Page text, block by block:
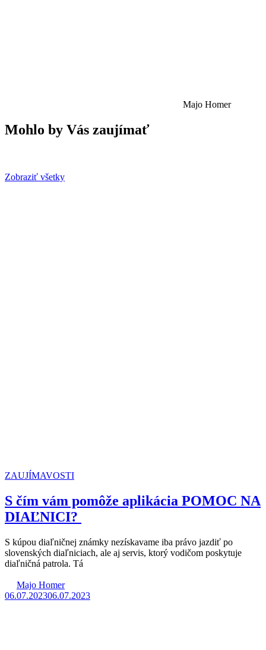
Majo Homer
Mohlo by Vás zaujímať
Zobraziť všetky
ZAUJÍMAVOSTI
S čím vám pomôže aplikácia POMOC NA
DIAĽNICI?
S kúpou diaľničnej známky nezískavame iba právo jazdiť po
slovenských diaľniciach, ale aj servis, ktorý vodičom poskytuje
diaľničná patrola. Tá
Majo Homer
06.07.202306.07.2023